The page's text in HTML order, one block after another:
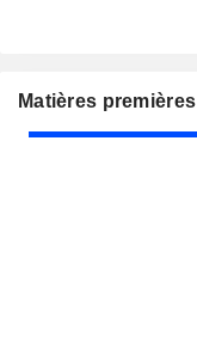
Matières premières